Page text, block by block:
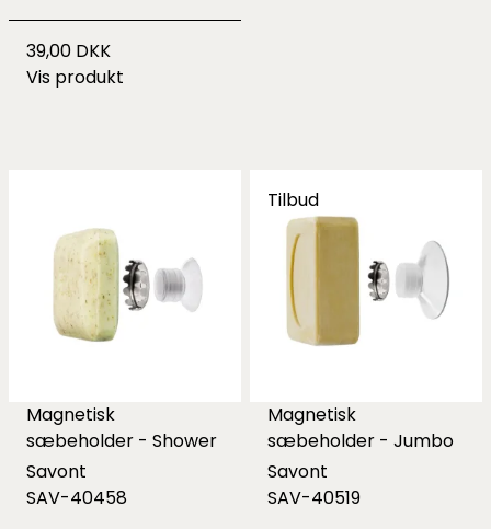
39,00 DKK
Vis produkt
Magnetisk
sæbeholder - Shower
Savont
SAV-40458
Tilbud
Magnetisk
sæbeholder - Jumbo
Savont
SAV-40519